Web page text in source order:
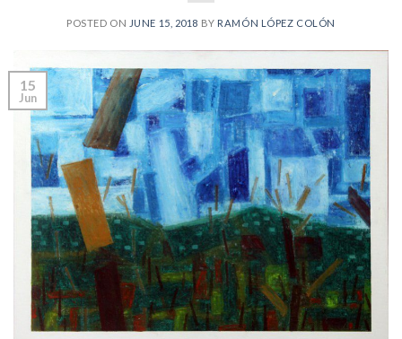
POSTED ON JUNE 15, 2018 BY RAMÓN LÓPEZ COLÓN
15
Jun